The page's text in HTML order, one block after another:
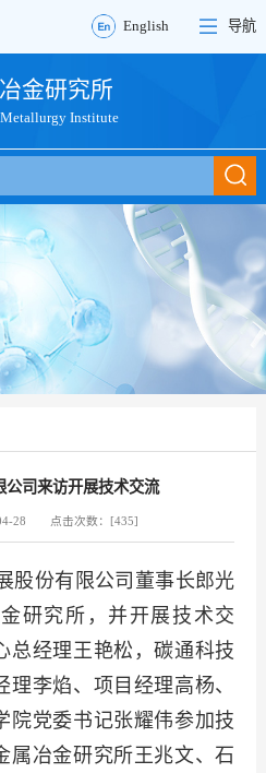
English 导航
金研究所
Institute
公司来访开展技术交流
28 点击次数：[435]
股份有限公司董事长郎光
研究所，并开展技术交
总经理王艳松，碳通科技
理李焰、项目经理高杨、
院党委书记张耀伟参加技
属冶金研究所王兆文、石